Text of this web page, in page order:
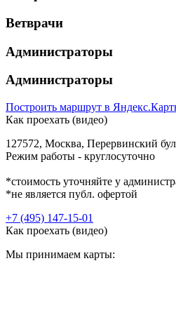
Ветврачи
Администраторы
Администраторы
Построить маршрут в
Как проехать (видео)
127572, Москва, Перервинский
Режим работы - круглосуточно
*стоимость уточняйте у
*не является публ. офертой
+7 (495) 147-15-01
Как проехать (видео)
Мы принимаем карты: